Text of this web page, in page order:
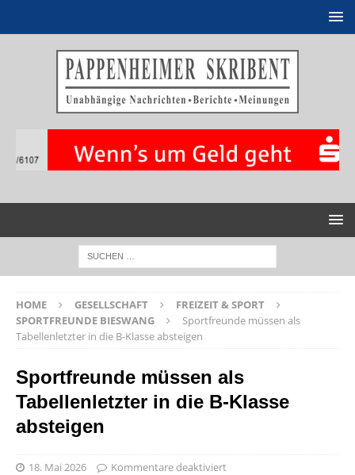
HOME GESELLSCHAFT
FREIZEIT & SPORT
SPORTFREUNDE BIESWANG
Sportfreunde müssen als
Tabellenletzter in die B-Klasse absteigen
Sportfreunde müssen als
Tabellenletzter in die B-Klasse
absteigen
18. Mai 2026 Kommentare deaktiviert